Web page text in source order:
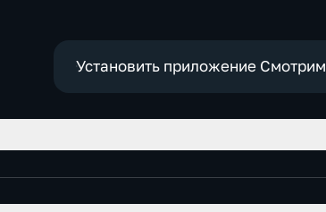
Установить приложение Смотрим